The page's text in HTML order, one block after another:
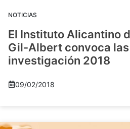
NOTICIAS
El Instituto Alicantino
Gil-Albert convoca
investigación 2018
09/02/2018